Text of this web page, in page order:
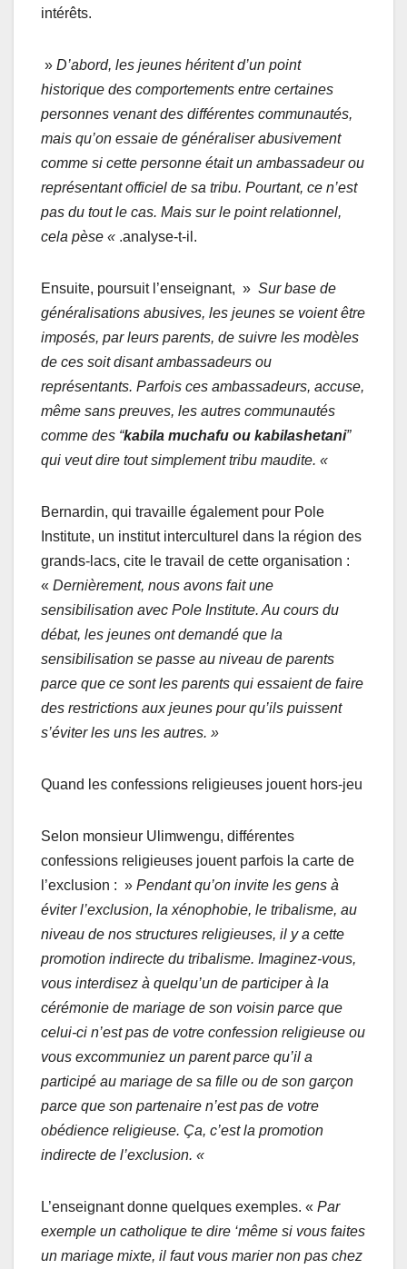
intérêts.
» D’abord, les jeunes héritent d’un point
historique des comportements entre certaines
personnes venant des différentes communautés,
mais qu’on essaie de généraliser abusivement
comme si cette personne était un ambassadeur ou
représentant officiel de sa tribu. Pourtant, ce n’est
pas du tout le cas. Mais sur le point relationnel,
cela pèse « .analyse-t-il.
Ensuite, poursuit l’enseignant, » Sur base de
généralisations abusives, les jeunes se voient être
imposés, par leurs parents, de suivre les modèles
de ces soit disant ambassadeurs ou
représentants. Parfois ces ambassadeurs, accuse,
même sans preuves, les autres communautés
comme des “kabila muchafu ou kabilashetani”
qui veut dire tout simplement tribu maudite. «
Bernardin, qui travaille également pour Pole
Institute, un institut interculturel dans la région des
grands-lacs, cite le travail de cette organisation :
« Dernièrement, nous avons fait une
sensibilisation avec Pole Institute. Au cours du
débat, les jeunes ont demandé que la
sensibilisation se passe au niveau de parents
parce que ce sont les parents qui essaient de faire
des restrictions aux jeunes pour qu’ils puissent
s’éviter les uns les autres. »
Quand les confessions religieuses jouent hors-jeu
Selon monsieur Ulimwengu, différentes
confessions religieuses jouent parfois la carte de
l’exclusion : » Pendant qu’on invite les gens à
éviter l’exclusion, la xénophobie, le tribalisme, au
niveau de nos structures religieuses, il y a cette
promotion indirecte du tribalisme. Imaginez-vous,
vous interdisez à quelqu’un de participer à la
cérémonie de mariage de son voisin parce que
celui-ci n’est pas de votre confession religieuse ou
vous excommuniez un parent parce qu’il a
participé au mariage de sa fille ou de son garçon
parce que son partenaire n’est pas de votre
obédience religieuse. Ça, c’est la promotion
indirecte de l’exclusion. «
L’enseignant donne quelques exemples. « Par
exemple un catholique te dire ‘même si vous faites
un mariage mixte, il faut vous marier non pas chez